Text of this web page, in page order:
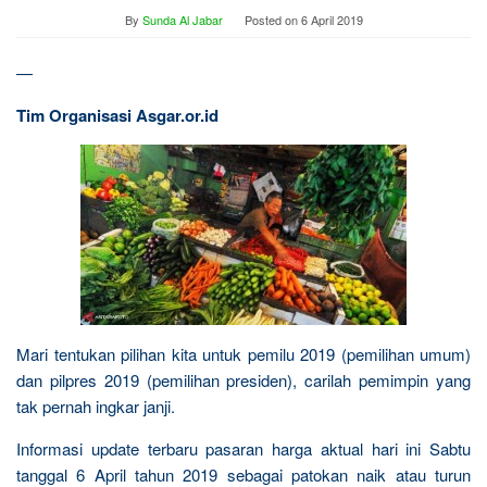
By Sunda Al Jabar Posted on6 April 2019
—
Tim Organisasi Asgar.or.id
Mari tentukan pilihan kita untuk pemilu 2019 (pemilihan umum)
dan pilpres 2019 (pemilihan presiden), carilah pemimpin yang
tak pernah ingkar janji.
Informasi update terbaru pasaran harga aktual hari ini Sabtu
tanggal 6 April tahun 2019 sebagai patokan naik atau turun